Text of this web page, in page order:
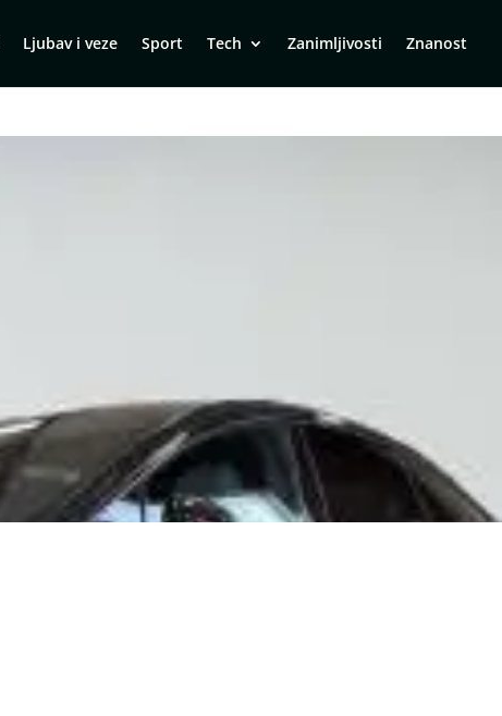
Ljubav i veze Sport Tech Zanimljivosti Znanost